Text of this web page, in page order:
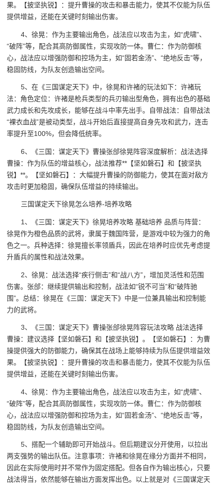
果。【披坚执锐】：提升曹操的攻击和暴击能力，使其不仅能为队伍
提供增益，还能在关键时刻输出伤害。
4、徐晃：作为主要输出角色，战法应以攻击为主，如“虎啸”、
“破阵”等，配合其高防御属性，实现攻防一体。曹仁：作为防御核
心，战法应以增强防御和控场为主，如“固若金汤”、“绝地反击”等，
稳固防线，为队友创造输出空间。
5、在《三国谋定天下》中，徐晃和许褚的玩法如下：许褚玩
法：角色定位：许褚是枪兵类型的兵刃输出型角色，拥有出色的基础
武力成长和先攻成长，能够在战斗中率先出手。自带战法：自带战法
“裸衣血战”是被动类型，战斗开始后直接提高自身先攻和武力，连击
率提升至100%，但会降低统率。
6、《三国：谋定天下》曹操张郃徐晃阵容深度解析：战法选择
曹操：作为队伍的增益核心，战法推荐**【坚如磐石】和【披坚执
锐】**。【坚如磐石】：大幅提升曹操的防御能力，使其在面对敌方
攻击时更加稳固，确保队伍增益的持续输出。
三国谋定天下徐晃怎么培养-培养攻略
1、《三国：谋定天下》徐晃培养攻略 基础培养 品质与阵营：
徐晃作为橙色品质的武将，隶属于魏国阵营，是游戏中较为强力的角
色之一。兵种选择：徐晃擅长率领盾兵，因此在培养时应优先考虑提
升盾兵的属性和战法效果。
2、徐晃：战法选择“疾行侧击”和“战八方”，增加灵活性和范围
伤害。张郃：继续提供输出和控制，战法如“锐不可当”和“破阵驰
围”。总结：徐晃在《三国：谋定天下》中是一位兼具输出和控制能
力的武将。
3、《三国：谋定天下》曹操张郃徐晃阵容玩法攻略 战法选择
曹操：建议选择【坚如磐石】和【披坚执锐】。【坚如磐石】：为曹
操提供强大的防御能力，确保其在战场上能够持续为队伍提供增益效
果。【披坚执锐】：提升曹操的攻击和暴击能力，使其不仅能为队伍
提供增益，还能在关键时刻输出伤害。
4、徐晃：作为主要输出角色，战法应以攻击为主，如“虎啸”、
“破阵”等，配合其高防御属性，实现攻防一体。曹仁：作为防御核
心，战法应以增强防御和控场为主，如“固若金汤”、“绝地反击”等，
稳固防线，为队友创造输出空间。
5、搭配一个辅助即可开始战斗。但后期建议分开使用，以拉出
两支强势的输出队伍。注意事项：许褚和徐晃在缘分方面并不相同，
因此在实际使用时并不常作为固定搭配。但各自作为输出核心，只要
战法得当，依然能够在输出方面发挥出色。以上就是对《三国谋定天